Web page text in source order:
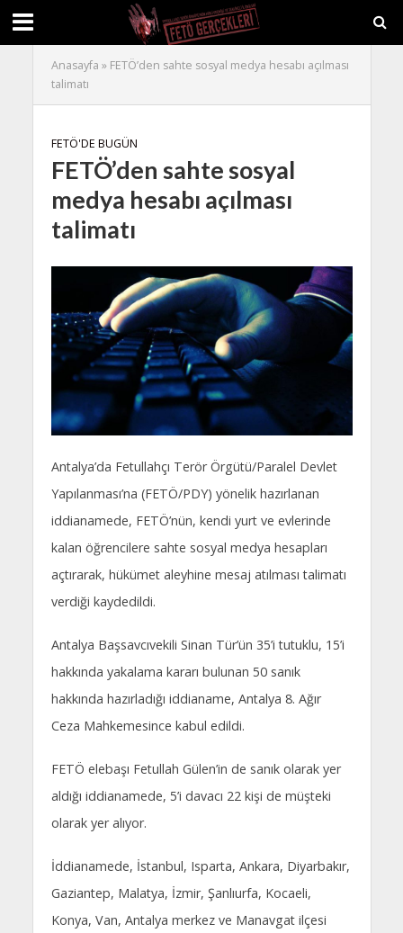
Anasayfa » FETÖ’den sahte sosyal medya hesabı açılması
talimatı
FETÖ'DE BUGÜN
FETÖ’den sahte sosyal
medya hesabı açılması
talimatı
Antalya’da Fetullahçı Terör Örgütü/Paralel Devlet
Yapılanması’na (FETÖ/PDY) yönelik hazırlanan
iddianamede, FETÖ’nün, kendi yurt ve evlerinde
kalan öğrencilere sahte sosyal medya hesapları
açtırarak, hükümet aleyhine mesaj atılması talimatı
verdiği kaydedildi.
Antalya Başsavcıvekili Sinan Tür’ün 35’i tutuklu, 15’i
hakkında yakalama kararı bulunan 50 sanık
hakkında hazırladığı iddianame, Antalya 8. Ağır
Ceza Mahkemesince kabul edildi.
FETÖ elebaşı Fetullah Gülen’in de sanık olarak yer
aldığı iddianamede, 5’i davacı 22 kişi de müşteki
olarak yer alıyor.
İddianamede, İstanbul, Isparta, Ankara, Diyarbakır,
Gaziantep, Malatya, İzmir, Şanlıurfa, Kocaeli,
Konya, Van, Antalya merkez ve Manavgat ilçesi